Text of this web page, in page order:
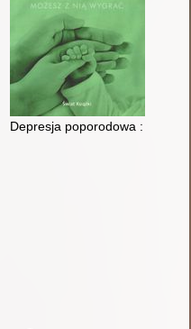
terapeuty
Depresja poporodowa :